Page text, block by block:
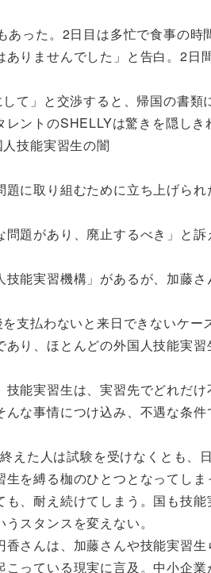
った。2日目は多忙で食事の時
りませんでした」と告白。2日
て」と交渉すると、帰国の書類
ントのSHELLYは驚きを隠しき
技能実習生の闇
に取り組むために立ち上げら
題があり、廃止するべき」と
能実習機構」があるが、加藤さ
支払わないと来日できないケー
り、ほとんどの外国人技能実習
能実習生は、実習先でどれだけ
な事情につけ込み、不遇な条
た人は試験を受けなくとも、
を縛る枷のひとつとなってしま
、耐え続けてしまう。国も技
スタンスを変えない。
さんは、加藤さんや技能実習生
っている現実に言及。中小企